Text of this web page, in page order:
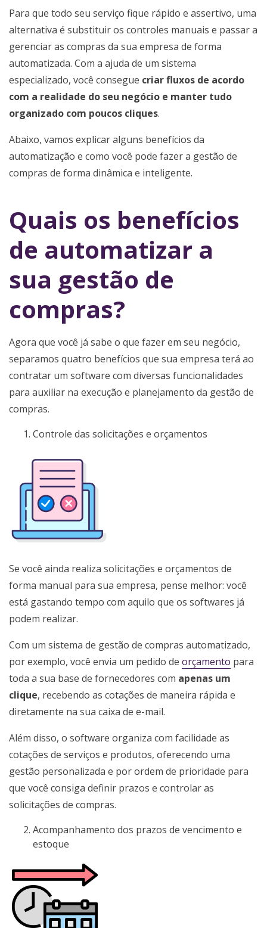
Para que todo seu serviço fique rápido e assertivo, uma
alternativa é substituir os controles manuais e passar a
gerenciar as compras da sua empresa de forma
automatizada. Com a ajuda de um sistema
especializado, você consegue criar fluxos de acordo
com a realidade do seu negócio e manter tudo
organizado com poucos cliques.
Abaixo, vamos explicar alguns benefícios da
automatização e como você pode fazer a gestão de
compras de forma dinâmica e inteligente.
Quais os benefícios
de automatizar a
sua gestão de
compras?
Agora que você já sabe o que fazer em seu negócio,
separamos quatro benefícios que sua empresa terá ao
contratar um software com diversas funcionalidades
para auxiliar na execução e planejamento da gestão de
compras.
Controle das solicitações e orçamentos
Se você ainda realiza solicitações e orçamentos de
forma manual para sua empresa, pense melhor: você
está gastando tempo com aquilo que os softwares já
podem realizar.
Com um sistema de gestão de compras automatizado,
por exemplo, você envia um pedido de orçamento para
toda a sua base de fornecedores com apenas um
clique, recebendo as cotações de maneira rápida e
diretamente na sua caixa de e-mail.
Além disso, o software organiza com facilidade as
cotações de serviços e produtos, oferecendo uma
gestão personalizada e por ordem de prioridade para
que você consiga definir prazos e controlar as
solicitações de compras.
Acompanhamento dos prazos de vencimento e
estoque